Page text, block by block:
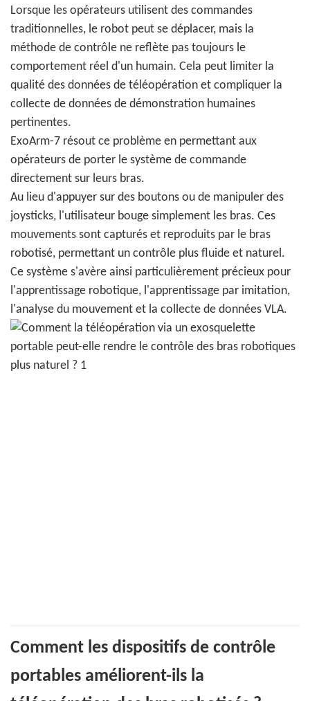
Lorsque les opérateurs utilisent des commandes
traditionnelles, le robot peut se déplacer, mais la
méthode de contrôle ne reflète pas toujours le
comportement réel d'un humain. Cela peut limiter la
qualité des données de téléopération et compliquer la
collecte de données de démonstration humaines
pertinentes.
ExoArm-7 résout ce problème en permettant aux
opérateurs de porter le système de commande
directement sur leurs bras.
Au lieu d'appuyer sur des boutons ou de manipuler des
joysticks, l'utilisateur bouge simplement les bras. Ces
mouvements sont capturés et reproduits par le bras
robotisé, permettant un contrôle plus fluide et naturel.
Ce système s'avère ainsi particulièrement précieux pour
l'apprentissage robotique, l'apprentissage par imitation,
l'analyse du mouvement et la collecte de données VLA.
Comment les dispositifs de contrôle
portables améliorent-ils la